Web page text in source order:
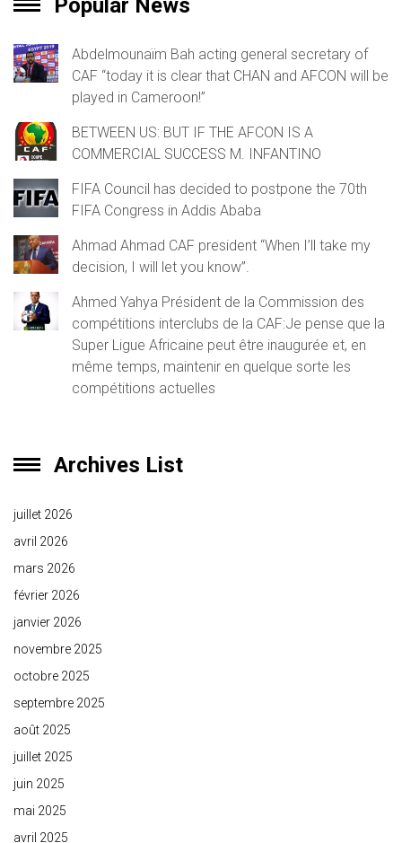
Popular News
Abdelmounaïm Bah acting general secretary of
CAF “today it is clear that CHAN and AFCON will be
played in Cameroon!”
BETWEEN US: BUT IF THE AFCON IS A
COMMERCIAL SUCCESS M. INFANTINO
FIFA Council has decided to postpone the 70th
FIFA Congress in Addis Ababa
Ahmad Ahmad CAF president “When I’ll take my
decision, I will let you know”.
Ahmed Yahya Président de la Commission des
compétitions interclubs de la CAF:Je pense que la
Super Ligue Africaine peut être inaugurée et, en
même temps, maintenir en quelque sorte les
compétitions actuelles
Archives List
juillet 2026
avril 2026
mars 2026
février 2026
janvier 2026
novembre 2025
octobre 2025
septembre 2025
août 2025
juillet 2025
juin 2025
mai 2025
avril 2025